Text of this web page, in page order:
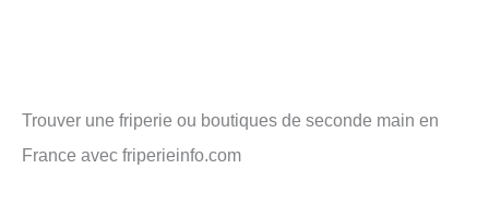
Trouver une friperie ou boutiques de seconde main en
France avec friperieinfo.com